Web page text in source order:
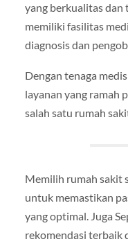
yang berkualitas dan
memiliki fasilitas
diagnosis dan
Dengan tenaga
layanan yang ramah
salah satu rumah
Memilih rumah sakit
untuk memastikan
yang optimal. Juga
rekomendasi terbaik